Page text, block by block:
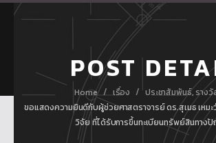
POST
Home / เรื่อง / ประชาสัมพันธ์,ราง
ขอแสดงความยินดีกับผู้ช่วยศาสตราจารย์ ดร.สุเมธ เหม
วิจัย ที่ได้รับการขึ้นทะเบียนทรัพย์สินทาง